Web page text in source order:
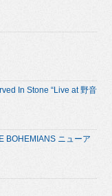
In Stone “Live at 野音
BOHEMIANS ニューア